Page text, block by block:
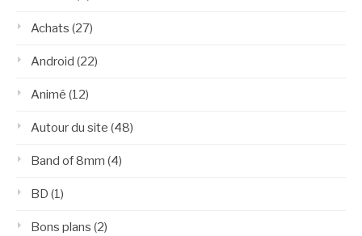
Achats (27)
Android (22)
Animé (12)
Autour du site (48)
Band of 8mm (4)
BD (1)
Bons plans (2)